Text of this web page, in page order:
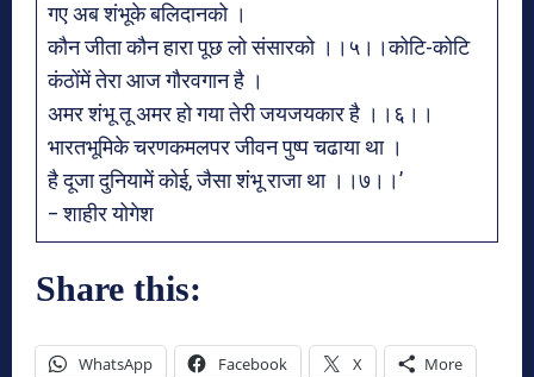
गए अब शंभूके बलिदानको ।
कौन जीता कौन हारा पूछ लो संसारको ।।५।।कोटि-कोटि
कंठोंमें तेरा आज गौरवगान है ।
अमर शंभू तू अमर हो गया तेरी जयजयकार है ।।६।।
भारतभूमिके चरणकमलपर जीवन पुष्प चढाया था ।
है दूजा दुनियामें कोई, जैसा शंभू राजा था ।।७।।’
– शाहीर योगेश
Share this:
WhatsApp Facebook X More